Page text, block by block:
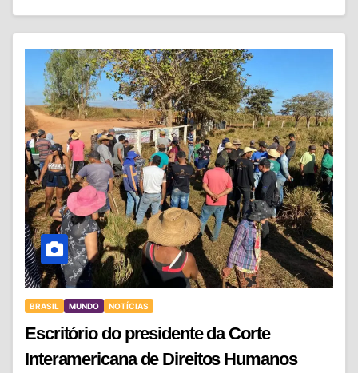
BRASIL MUNDO NOTÍCIAS
Escritório do presidente da Corte
Interamericana de Direitos Humanos